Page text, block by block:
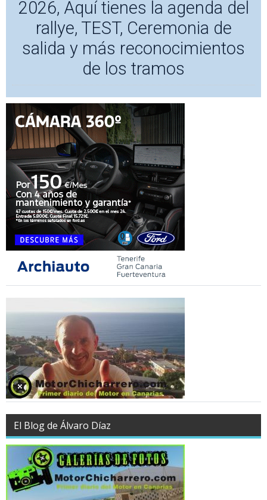
2026, Aquí tienes la agenda del
rallye, TEST, Ceremonia de
salida y más reconocimientos
de los tramos
El Blog de Álvaro Díaz